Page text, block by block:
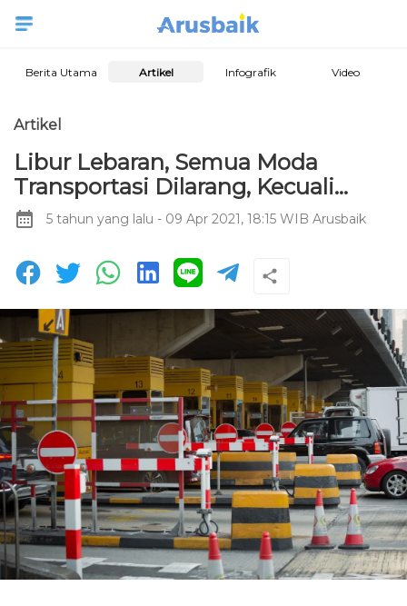
Berita Utama Artikel Infografik Video
Artikel
Libur Lebaran, Semua Moda
Transportasi Dilarang, Kecuali…
5 tahun yang lalu - 09 Apr 2021, 18:15 WIB Arusbaik